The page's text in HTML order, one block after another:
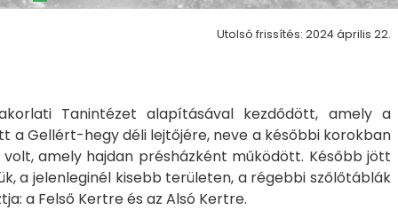
Utolsó frissítés: 2024 április 22.
Tanintézet alapításával kezdődött, amely a
a Gellért-hegy déli lejtőjére, neve a későbbi korokban
amely hajdan présházként működött. Később jött
a jelenleginél kisebb területen, a régebbi szőlőtáblák
a Felső Kertre és az Alsó Kertre.